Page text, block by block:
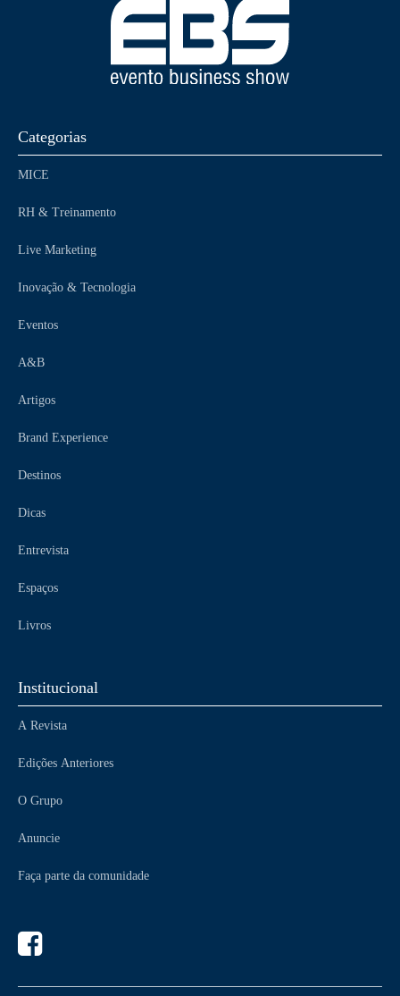
Categorias
MICE
RH & Treinamento
Live Marketing
Inovação & Tecnologia
Eventos
A&B
Artigos
Brand Experience
Destinos
Dicas
Entrevista
Espaços
Livros
Institucional
A Revista
Edições Anteriores
O Grupo
Anuncie
Faça parte da comunidade